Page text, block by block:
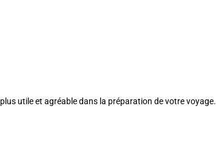
utile et agréable dans la préparation de votre voyage.